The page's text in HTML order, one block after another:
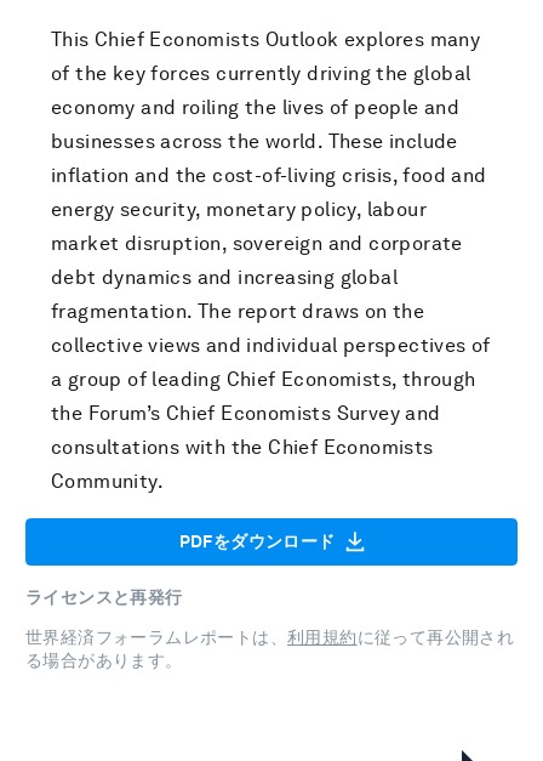
This Chief Economists Outlook explores many
of the key forces currently driving the global
economy and roiling the lives of people and
businesses across the world. These include
inflation and the cost-of-living crisis, food and
energy security, monetary policy, labour
market disruption, sovereign and corporate
debt dynamics and increasing global
fragmentation. The report draws on the
collective views and individual perspectives of
a group of leading Chief Economists, through
the Forum’s Chief Economists Survey and
consultations with the Chief Economists
Community.
PDFをダウンロード
ライセンスと再発行
世界経済フォーラムレポートは、 利用規約に従って再公開され
る場合があります。